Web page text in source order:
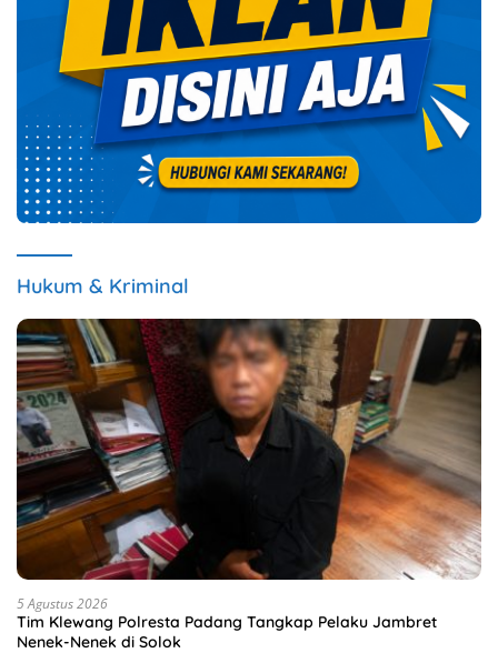
Hukum & Kriminal
5 Agustus 2026
Tim Klewang Polresta Padang Tangkap Pelaku Jambret
Nenek-Nenek di Solok